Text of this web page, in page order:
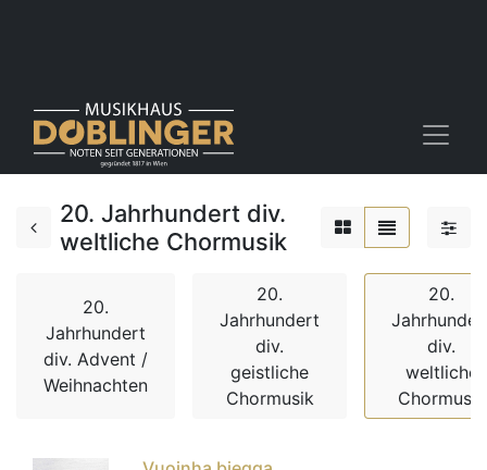
20. Jahrhundert div.
weltliche Chormusik
20.
Jahrhundert
div. Advent /
Weihnachten
20.
Jahrhundert
div.
geistliche
Chormusik
20.
div.
weltliche
Chormusik